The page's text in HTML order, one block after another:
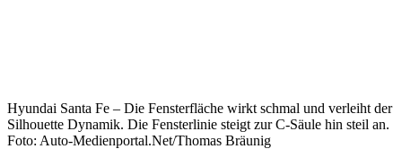
Hyundai Santa Fe – Die Fensterfläche wirkt schmal und verleiht der
Silhouette Dynamik. Die Fensterlinie steigt zur C-Säule hin steil an.
Foto: Auto-Medienportal.Net/Thomas Bräunig